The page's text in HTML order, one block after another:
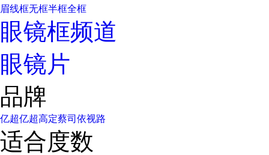
眉线框无框半框全框
眼镜框频道
眼镜片
品牌
亿超亿超高定蔡司 依视路
适合度数